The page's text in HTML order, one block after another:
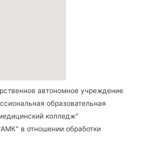
автономное учреждение
образовательная
колледж"
в отношении обработки